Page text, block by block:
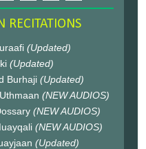
(Updated)
(Updated)
Burhaji (Updated)
(NEW AUDIOS)
(NEW AUDIOS)
(NEW AUDIOS)
(Updated)